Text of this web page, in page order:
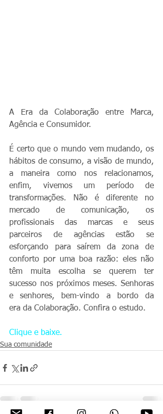
A Era da Colaboração entre Marca,
Agência e Consumidor.
É certo que o mundo vem mudando, os
hábitos de consumo, a visão de mundo,
a maneira como nos relacionamos,
enfim, vivemos um período de
transformações. Não é diferente no
mercado de comunicação, os
profissionais das marcas e seus
parceiros de agências estão se
esforçando para saírem da zona de
conforto por uma boa razão: eles não
têm muita escolha se querem ter
sucesso nos próximos meses. Senhoras
e senhores, bem-vindo a bordo da
era da Colaboração. Confira o estudo.
Clique e baixe.
Sua comunidade